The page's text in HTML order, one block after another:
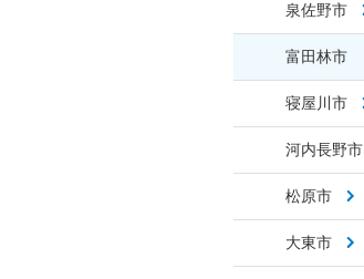
泉佐野市
富田林市
寝屋川市
河内長野市
松原市
大東市